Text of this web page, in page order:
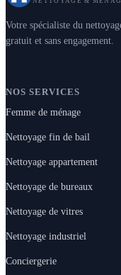
Votre spécialiste du
gratuit et sans engagement.
NOS SERVICES
Femme de ménage
Nettoyage fin de bail
Nettoyage appartement
Nettoyage de bureaux
Nettoyage de vitres
Nettoyage industriel
Conciergerie